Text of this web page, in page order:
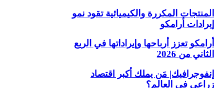
المنتجات المكررة والكيميائية تقود نمو
إيرادات أرامكو
أرامكو تعزز أرباحها وإيراداتها في الربع
الثاني من 2026
إنفوجرافيك| مَن يملك أكبر اقتصاد
زراعي في العالم؟